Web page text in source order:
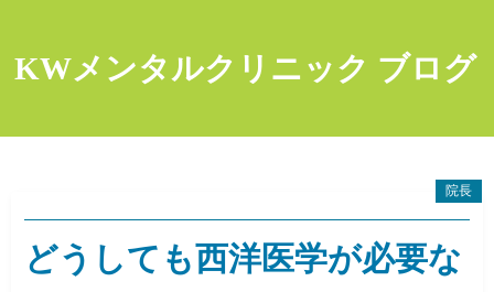
KWメンタルクリニック ブログ
どうしても西洋医学が必要な
院長